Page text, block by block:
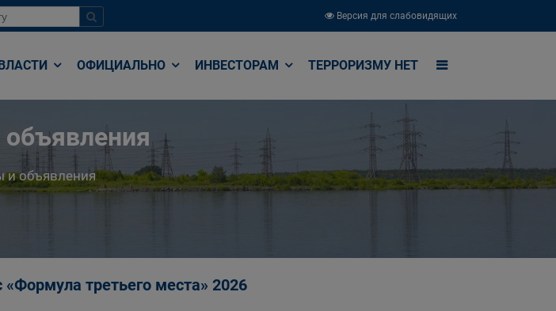
Версия для слабовидящих
ОФИЦИАЛЬНО ИНВЕСТОРАМ ТЕРРОРИЗМУ НЕТ
и объявления
«Формула третьего места» 2026